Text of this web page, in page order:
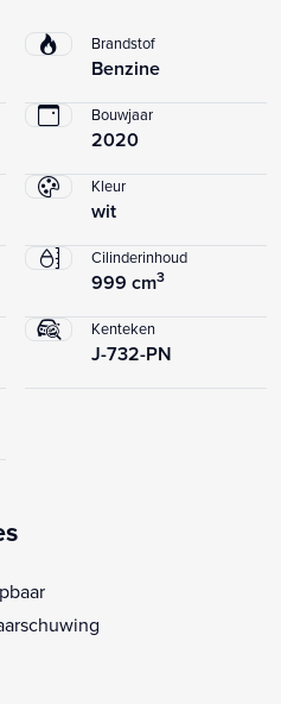
Brandstof
Benzine
Bouwjaar
2020
Kleur
wit
Cilinderinhoud
999 cm3
Kenteken
J-732-PN